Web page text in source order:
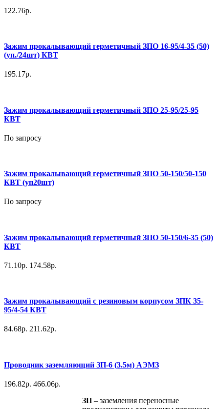
122.76р.
Зажим прокалывающий герметичный ЗПО 16-95/4-35 (50)
(уп./24шт) КВТ
195.17р.
Зажим прокалывающий герметичный ЗПО 25-95/25-95
КВТ
По запросу
Зажим прокалывающий герметичный ЗПО 50-150/50-150
КВТ (уп20шт)
По запросу
Зажим прокалывающий герметичный ЗПО 50-150/6-35 (50)
КВТ
71.10р. 174.58р.
Зажим прокалывающий с резиновым корпусом ЗПК 35-
95/4-54 КВТ
84.68р. 211.62р.
Проводник заземляющий ЗП-6 (3.5м) АЭМЗ
196.82р. 466.06р.
ЗП – заземления переносные